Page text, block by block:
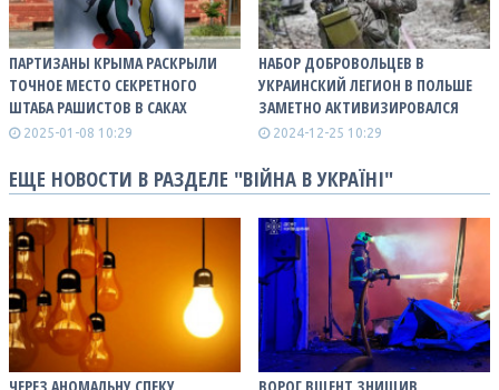
ПАРТИЗАНЫ КРЫМА РАСКРЫЛИ
ТОЧНОЕ МЕСТО СЕКРЕТНОГО
ШТАБА РАШИСТОВ В САКАХ
2025-01-08 10:29
НАБОР ДОБРОВОЛЬЦЕВ В
УКРАИНСКИЙ ЛЕГИОН В ПОЛЬШЕ
ЗАМЕТНО АКТИВИЗИРОВАЛСЯ
2024-12-25 10:29
ЕЩЕ НОВОСТИ В РАЗДЕЛЕ "ВІЙНА В УКРАЇНІ"